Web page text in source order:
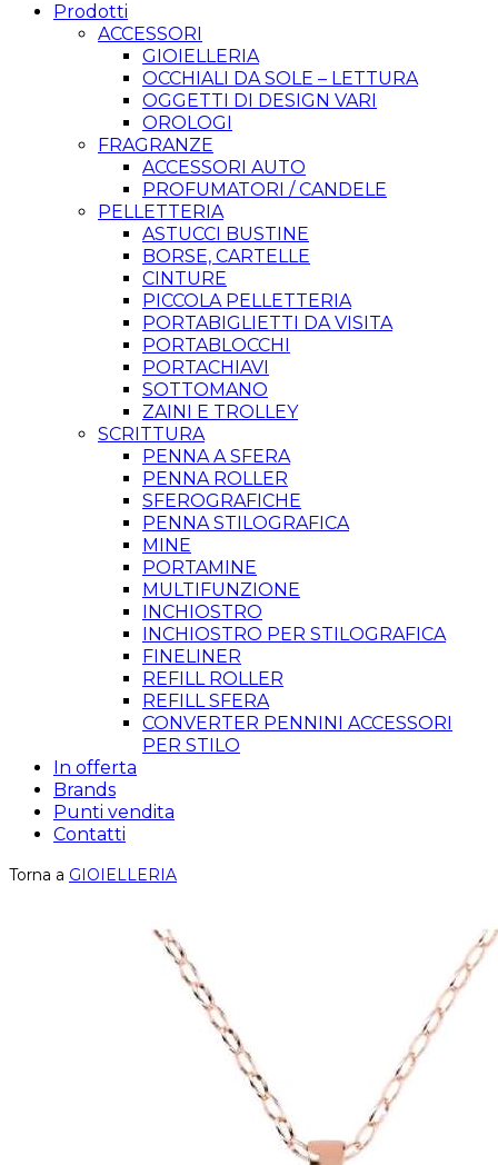
Prodotti
ACCESSORI
GIOIELLERIA
OCCHIALI DA SOLE – LETTURA
OGGETTI DI DESIGN VARI
OROLOGI
FRAGRANZE
ACCESSORI AUTO
PROFUMATORI / CANDELE
PELLETTERIA
ASTUCCI BUSTINE
BORSE, CARTELLE
CINTURE
PICCOLA PELLETTERIA
PORTABIGLIETTI DA VISITA
PORTABLOCCHI
PORTACHIAVI
SOTTOMANO
ZAINI E TROLLEY
SCRITTURA
PENNA A SFERA
PENNA ROLLER
SFEROGRAFICHE
PENNA STILOGRAFICA
MINE
PORTAMINE
MULTIFUNZIONE
INCHIOSTRO
INCHIOSTRO PER STILOGRAFICA
FINELINER
REFILL ROLLER
REFILL SFERA
CONVERTER PENNINI ACCESSORI
PER STILO
In offerta
Brands
Punti vendita
Contatti
Torna a GIOIELLERIA